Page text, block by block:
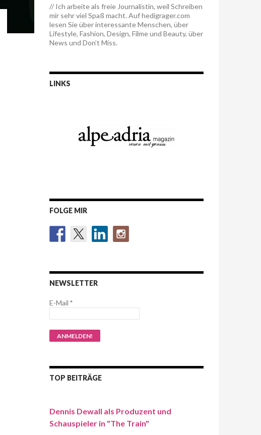
// Ich arbeite als freie Journalistin, weil Schreiben
mir sehr viel Spaß macht. Auf hedigrager.com
lesen Sie über interessante Menschen, über
Lifestyle, Fashion, Design, Filme und Beauty, über
News und Don’t Miss.
LINKS
FOLGE MIR
NEWSLETTER
E-Mail *
TOP BEITRÄGE
Dennis Dewall als Produzent und
Schauspieler in "The Train"